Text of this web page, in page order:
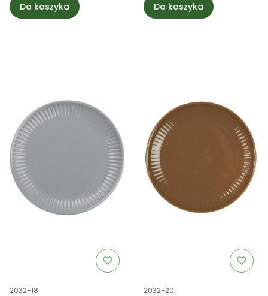
Do koszyka Do koszyka
Kod produktu
2032-18 Kod produktu
2032-20